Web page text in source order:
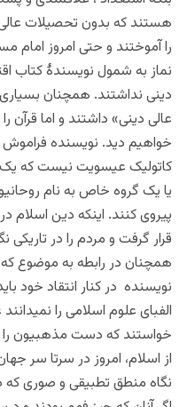
هستند که بدون تحصیلات عالی
را آموختند و حتی امروز
نماز به شمول نویسندۀ کتاب
دینی نداشتند. همچنان
عالی دینی» داشتند و اما قرآن
خواهیم دید. نویسنده
کاتولیک عیسویت نیست که
یا یک گروه خاص به نام
پیروی کنند. اینکه دین اسلام
قرار گرفت و مردم را در
همچنان در رابطه به موضوع که
نویسنده در کنار انتقاد خود
الفبای علوم اسلامی را
خواستند که دست مذهبیون را
از اسلام، امروز در سرتا سر
نگاه منطق تطبیقی و صوری